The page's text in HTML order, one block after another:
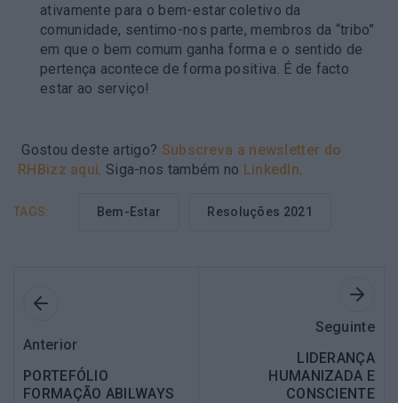
ativamente para o bem-estar coletivo da
comunidade, sentimo-nos parte, membros da “tribo”
em que o bem comum ganha forma e o sentido de
pertença acontece de forma positiva. É de facto
estar ao serviço!
Gostou deste artigo? Subscreva a newsletter do
RHBizz aqui . Siga-nos também no LinkedIn
TAGS: Bem-Estar Resoluções 2021
Anterior
PORTEFÓLIO
FORMAÇÃO ABILWAYS
Seguinte
LIDERANÇA
HUMANIZADA E
CONSCIENTE